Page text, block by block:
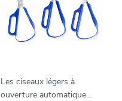
Les ciseaux légers à
ouverture automatique